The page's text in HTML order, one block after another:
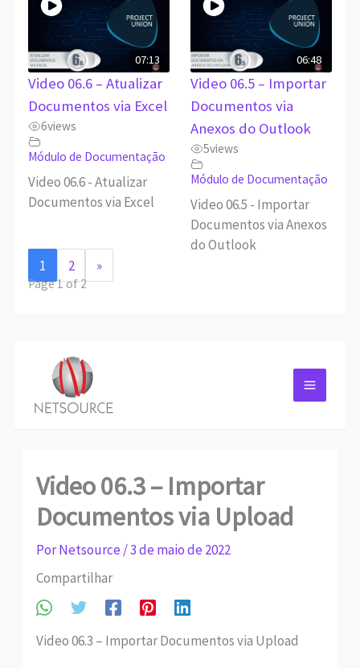
07:13
Video 06.6 – Atualizar
Documentos via Excel
6views
Módulo de Documentação
Video 06.6 - Atualizar
Documentos via Excel
06:48
Video 06.5 – Importar
Documentos via
Anexos do Outlook
5views
Módulo de Documentação
Video 06.5 - Importar
Documentos via Anexos
do Outlook
1
2 »
Page 1 of 2
Video 06.3 – Importar
Documentos via Upload
PorNetsource /3 de maio de 2022
Compartilhar
Video 06.3 – Importar Documentos via Upload